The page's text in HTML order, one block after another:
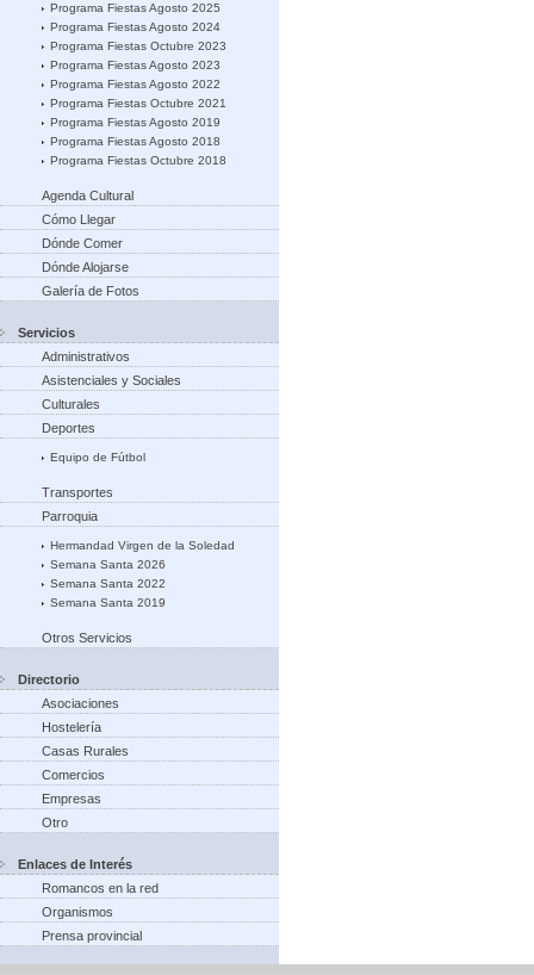
Programa Fiestas Agosto 2025
Programa Fiestas Agosto 2024
Programa Fiestas Octubre 2023
Programa Fiestas Agosto 2023
Programa Fiestas Agosto 2022
Programa Fiestas Octubre 2021
Programa Fiestas Agosto 2019
Programa Fiestas Agosto 2018
Programa Fiestas Octubre 2018
Agenda Cultural
Cómo Llegar
Dónde Comer
Dónde Alojarse
Galería de Fotos
Servicios
Administrativos
Asistenciales y Sociales
Culturales
Deportes
Equipo de Fútbol
Transportes
Parroquia
Hermandad Virgen de la Soledad
Semana Santa 2026
Semana Santa 2022
Semana Santa 2019
Otros Servicios
Directorio
Asociaciones
Hostelería
Casas Rurales
Comercios
Empresas
Otro
Enlaces de Interés
Romancos en la red
Organismos
Prensa provincial